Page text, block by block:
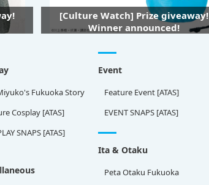
[Culture Watch] Prize giveaway!
Winner announced!
Fukuoka Story
Cosplay [ATAS]
SNAPS [ATAS]
Event
Feature Event [ATAS]
EVENT SNAPS [ATAS]
Ita & Otaku
Peta Otaku Fukuoka